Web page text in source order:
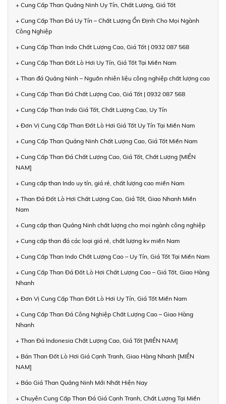
+ Cung Cấp Than Quảng Ninh Uy Tín, Chất Lượng, Giá Tốt
+ Cung Cấp Than Đá Uy Tín – Chất Lượng Ổn Định Cho Mọi Ngành
Công Nghiệp
+ Cung Cấp Than Indo Chất Lượng Cao, Giá Tốt | 0932 087 568
+ Cung Cấp Than Đốt Lò Hơi Uy Tín, Giá Tốt Tại Miền Nam
+ Than đá Quảng Ninh – Nguồn nhiên liệu công nghiệp chất lượng cao
+ Cung Cấp Than Đá Chất Lượng Cao, Giá Tốt | 0932 087 568
+ Cung Cấp Than Indo Giá Tốt, Chất Lượng Cao, Uy Tín
+ Đơn Vị Cung Cấp Than Đốt Lò Hơi Giá Tốt Uy Tín Tại Miền Nam
+ Cung Cấp Than Quảng Ninh Chất Lượng Cao, Giá Tốt Miền Nam
+ Cung Cấp Than Đá Chất Lượng Cao, Giá Tốt, Chất Lượng [MIỀN
NAM]
+ Cung cấp than Indo uy tín, giá rẻ, chất lượng cao miền Nam
+ Than Đá Đốt Lò Hơi Chất Lượng Cao, Giá Tốt, Giao Nhanh Miền
Nam
+ Cung cấp than Quảng Ninh chất lượng cho mọi ngành công nghiệp
+ Cung cấp than đá các loại giá rẻ, chất lượng kv miền Nam
+ Cung Cấp Than Indo Chất Lượng Cao – Uy Tín, Giá Tốt Tại Miền Nam
+ Cung Cấp Than Đá Đốt Lò Hơi Chất Lượng Cao – Giá Tốt, Giao Hàng
Nhanh
+ Đơn Vị Cung Cấp Than Đốt Lò Hơi Uy Tín, Giá Tốt Miền Nam
+ Cung Cấp Than Đá Công Nghiệp Chất Lượng Cao – Giao Hàng
Nhanh
+ Than Đá Indonesia Chất Lượng Cao, Giá Tốt [MIỀN NAM]
+ Bán Than Đốt Lò Hơi Giá Cạnh Tranh, Giao Hàng Nhanh [MIỀN
NAM]
+ Báo Giá Than Quảng Ninh Mới Nhất Hiện Nay
+ Chuyên Cung Cấp Than Đá Giá Cạnh Tranh, Chất Lượng Tại Miền